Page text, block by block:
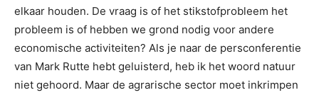
elkaar houden. De vraag is of het stikstofprobleem het
probleem is of hebben we grond nodig voor andere
economische activiteiten? Als je naar de persconferentie
van Mark Rutte hebt geluisterd, heb ik het woord natuur
niet gehoord. Maar de agrarische sector moet inkrimpen